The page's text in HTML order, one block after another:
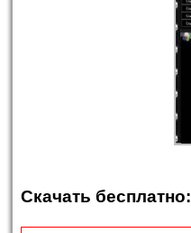
Скачать бесплатно: